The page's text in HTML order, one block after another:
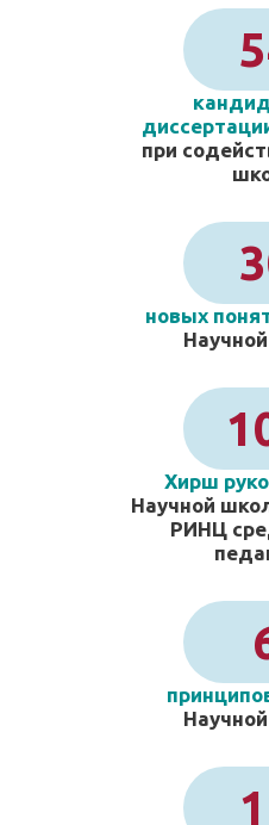
при
новых
Хирш
Научной
РИНЦ